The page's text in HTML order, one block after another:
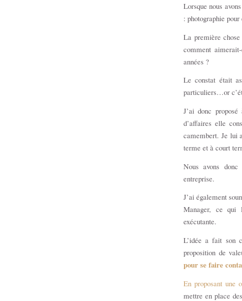
Lorsque nous
: photographie
La première
comment
années ?
Le constat était
particuliers…or
J’ai donc
d’affaires elle
camembert. Je lui
terme et à court
Nous avons
entreprise.
J’ai également
Manager, ce qui
exécutante.
L’idée a fait son
proposition de
pour se faire
En proposant une
mettre en place